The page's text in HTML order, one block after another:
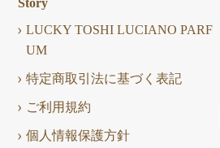
Story
LUCKY TOSHI LUCIANO PARF
UM
特定商取引法に基づく表記
ご利用規約
個人情報保護方針